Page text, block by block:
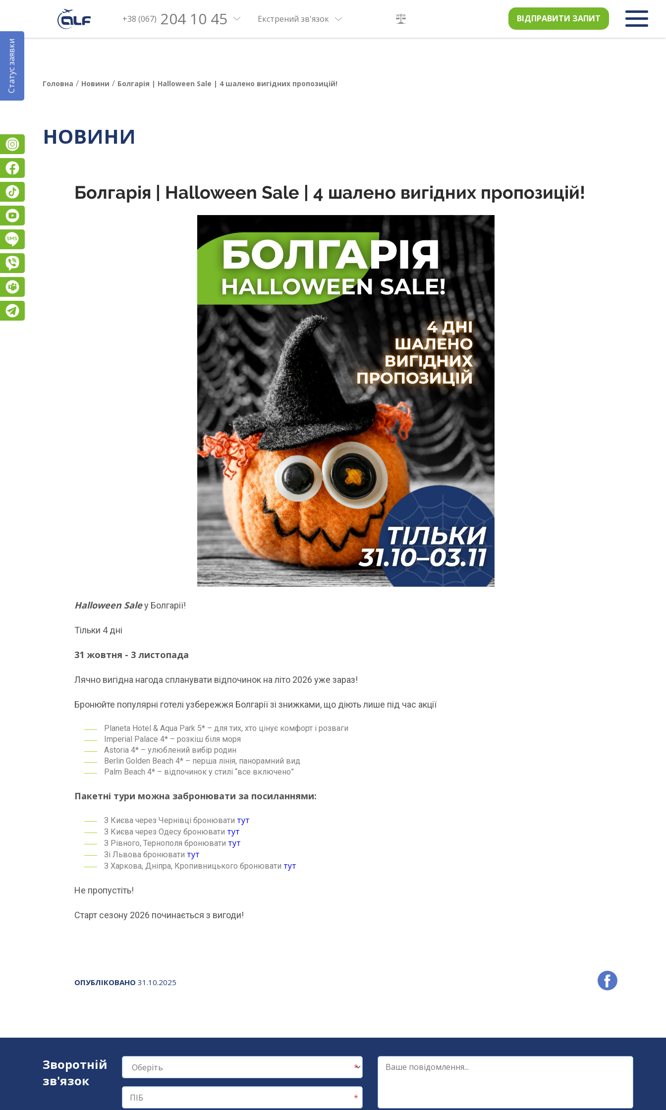
+38 (067) 204 10 45 Екстрений зв'язок ВІДПРАВИТИ ЗАПИТ
Статус заявки
Instagram
Головна / Новини / Болгарія | Halloween Sale | 4 шалено вигідних пропозицій!
НОВИНИ
Болгарія | Halloween Sale | 4 шалено вигідних пропозицій!
Halloween Saleу Болгарії!
Тільки 4 дні
31 жовтня - 3 листопада
Лячно вигідна нагода спланувати відпочинок на літо 2026 уже зараз!
Бронюйте популярні готелі узбережжя Болгарії зі знижками, що діють лише під час акції
Planeta Hotel & Aqua Park 5* – для тих, хто цінує комфорт і розваги
Imperial Palace 4* – розкіш біля моря
Astoria 4* – улюблений вибір родин
Berlin Golden Beach 4* – перша лінія, панорамний вид
Palm Beach 4* – відпочинок у стилі “все включено”
Пакетні тури можна забронювати за посиланнями:
З Києва через Чернівці бронювати тут
З Києва через Одесу бронювати тут
З Рівного, Тернополя бронювати тут
Зі Львова бронювати тут
З Харкова, Дніпра, Кропивницького бронювати тут
Не пропустіть!
Старт сезону 2026 починається з вигоди!
ОПУБЛІКОВАНО 31.10.2025
Зворотній
зв'язок